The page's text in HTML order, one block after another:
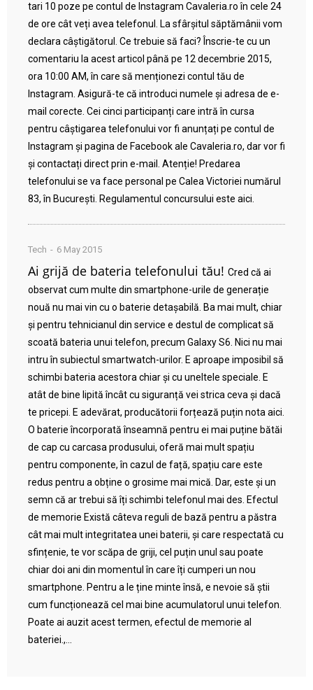
tari 10 poze pe contul de Instagram Cavaleria.ro în cele 24
de ore cât veți avea telefonul. La sfârșitul săptămânii vom
declara câștigătorul. Ce trebuie să faci? Înscrie-te cu un
comentariu la acest articol până pe 12 decembrie 2015,
ora 10:00 AM, în care să menționezi contul tău de
Instagram. Asigură-te că introduci numele și adresa de e-
mail corecte. Cei cinci participanți care intră în cursa
pentru câștigarea telefonului vor fi anunțați pe contul de
Instagram și pagina de Facebook ale Cavaleria.ro, dar vor fi
și contactați direct prin e-mail. Atenție! Predarea
telefonului se va face personal pe Calea Victoriei numărul
83, în București. Regulamentul concursului este aici.
Tech 6 May 2015
Ai grijă de bateria telefonului tău! Cred că ai
observat cum multe din smartphone-urile de generație
nouă nu mai vin cu o baterie detașabilă. Ba mai mult, chiar
și pentru tehnicianul din service e destul de complicat să
scoată bateria unui telefon, precum Galaxy S6. Nici nu mai
intru în subiectul smartwatch-urilor. E aproape imposibil să
schimbi bateria acestora chiar și cu uneltele speciale. E
atât de bine lipită încât cu siguranță vei strica ceva și dacă
te pricepi. E adevărat, producătorii forțează puțin nota aici.
O baterie încorporată înseamnă pentru ei mai puține bătăi
de cap cu carcasa produsului, oferă mai mult spațiu
pentru componente, în cazul de față, spațiu care este
redus pentru a obține o grosime mai mică. Dar, este și un
semn că ar trebui să îți schimbi telefonul mai des. Efectul
de memorie Există câteva reguli de bază pentru a păstra
cât mai mult integritatea unei baterii, și care respectată cu
sfințenie, te vor scăpa de griji, cel puțin unul sau poate
chiar doi ani din momentul în care îți cumperi un nou
smartphone. Pentru a le ține minte însă, e nevoie să știi
cum funcționează cel mai bine acumulatorul unui telefon.
Poate ai auzit acest termen, efectul de memorie al
bateriei.,...